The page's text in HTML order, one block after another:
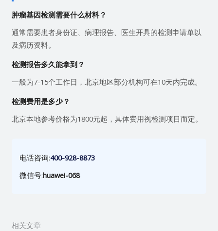
肿瘤基因检测需要什么材料？
通常需要患者身份证、病理报告、医生开具的检测申请单以
及病历资料。
检测报告多久能拿到？
一般为7-15个工作日，北京地区部分机构可在10天内完成。
检测费用是多少？
北京本地参考价格为1800元起，具体费用视检测项目而定。
电话咨询:400-928-8873
微信号:huawei-068
相关文章